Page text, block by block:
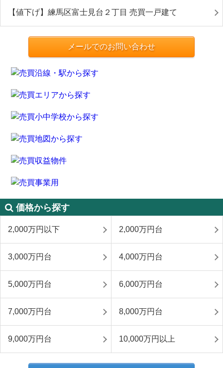
【値下げ】練馬区富士見台２丁目 売買一戸建て
メールでのお問い合わせ
価格から探す
2,000万円以下 2,000万円台
3,000万円台 4,000万円台
5,000万円台 6,000万円台
7,000万円台 8,000万円台
9,000万円台 10,000万円以上